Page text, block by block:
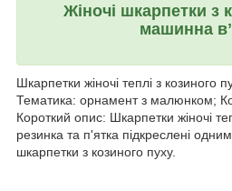
Жіночі шкарпетки з
машинна
Шкарпетки жіночі теплі з козиного
Тематика: орнамент з малюнком;
Короткий опис: Шкарпетки жіночі
резинка та п'ятка підкреслені
шкарпетки з козиного пуху.